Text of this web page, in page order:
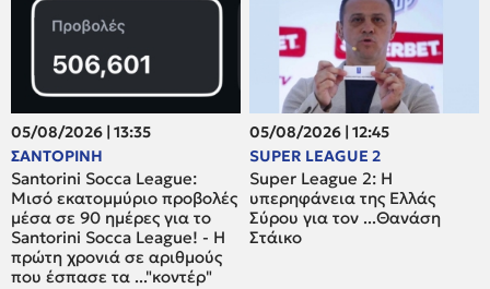
05/08/2026 | 13:35
ΣΑΝΤΟΡΙΝΗ
Santorini Socca League:
Μισό εκατομμύριο προβολές
μέσα σε 90 ημέρες για το
Santorini Socca League! - Η
πρώτη χρονιά σε αριθμούς
που έσπασε τα ..."κοντέρ"
05/08/2026 | 12:45
SUPER LEAGUE 2
Super League 2: H
υπερηφάνεια της Ελλάς
Σύρου για τον ...Θανάση
Στάικο